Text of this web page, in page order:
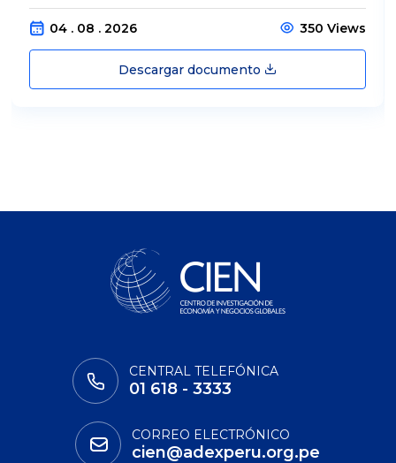
04 . 08 . 2026 350 Views
Descargar documento
CENTRAL TELEFÓNICA
01 618 - 3333
CORREO ELECTRÓNICO
cien@adexperu.org.pe